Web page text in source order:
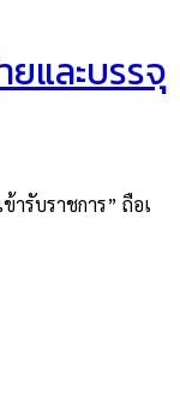
และบรรจุ
ารับราชการ” ถือเ